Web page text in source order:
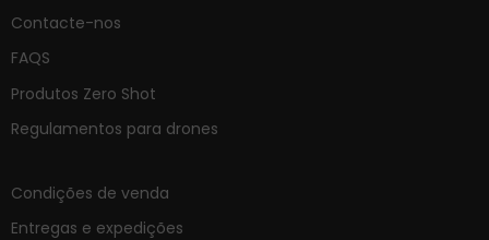
Contacte-nos
FAQS
Produtos Zero Shot
Regulamentos para drones
Condições de venda
Entregas e expedições